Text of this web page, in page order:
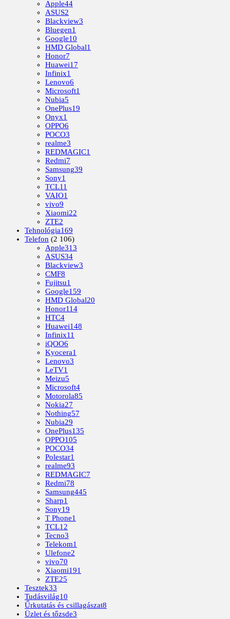
Apple44
ASUS2
Blackview3
Bluegen1
Google10
HMD Global1
Honor7
Huawei17
Infinix1
Lenovo6
Microsoft1
Nubia5
OnePlus19
Onyx1
OPPO6
POCO3
realme3
REDMAGIC1
Redmi7
Samsung39
Sony1
TCL11
VAIO1
vivo9
Xiaomi22
ZTE2
Tehnológia169
Telefon (2 106)
Apple313
ASUS34
Blackview3
CMF8
Fujitsu1
Google159
HMD Global20
Honor114
HTC4
Huawei148
Infinix11
iQOO6
Kyocera1
Lenovo3
LeTV1
Meizu5
Microsoft4
Motorola85
Nokia27
Nothing57
Nubia29
OnePlus135
OPPO105
POCO34
Polestar1
realme93
REDMAGIC7
Redmi78
Samsung445
Sharp1
Sony19
T Phone1
TCL12
Tecno3
Telekom1
Ulefone2
vivo70
Xiaomi191
ZTE25
Tesztek33
Tudásvilág10
Űrkutatás és csillagászat8
Üzlet és tőzsde3